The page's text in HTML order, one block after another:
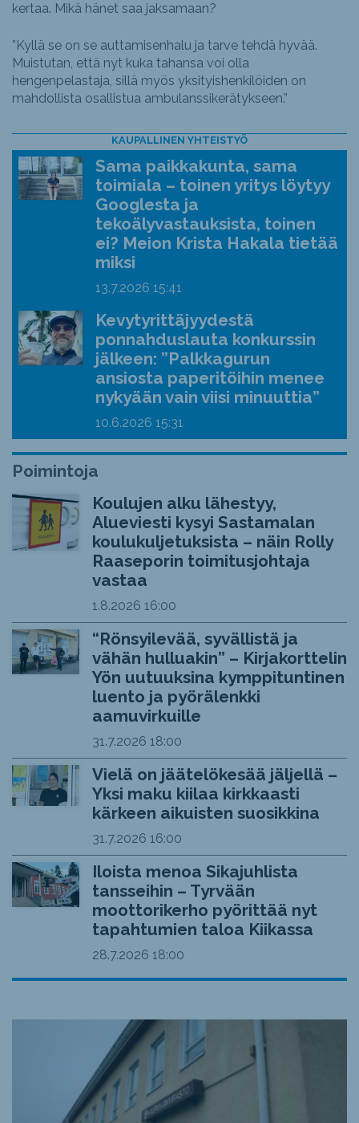
kertaa. Mikä hänet saa jaksamaan?
”Kyllä se on se auttamisenhalu ja tarve tehdä hyvää.
Muistutan, että nyt kuka tahansa voi olla
hengenpelastaja, sillä myös yksityishenkilöiden on
mahdollista osallistua ambulanssikerätykseen.”
KAUPALLINEN YHTEISTYÖ
Sama paikkakunta, sama
toimiala – toinen yritys löytyy
Googlesta ja
tekoälyvastauksista, toinen
ei? Meion Krista Hakala tietää
miksi
13.7.2026 15:41
Kevytyrittäjyydestä
ponnahduslauta konkurssin
jälkeen: ”Palkkagurun
ansiosta paperitöihin menee
nykyään vain viisi minuuttia”
10.6.2026 15:31
Poimintoja
Koulujen alku lähestyy,
Alueviesti kysyi Sastamalan
koulukuljetuksista – näin Rolly
Raaseporin toimitusjohtaja
vastaa
1.8.2026 16:00
“Rönsyilevää, syvällistä ja
vähän hulluakin” – Kirjakorttelin
Yön uutuuksina kymppituntinen
luento ja pyörälenkki
aamuvirkuille
31.7.2026 18:00
Vielä on jäätelökesää jäljellä –
Yksi maku kiilaa kirkkaasti
kärkeen aikuisten suosikkina
31.7.2026 16:00
Iloista menoa Sikajuhlista
tansseihin – Tyrvään
moottorikerho pyörittää nyt
tapahtumien taloa Kiikassa
28.7.2026 18:00